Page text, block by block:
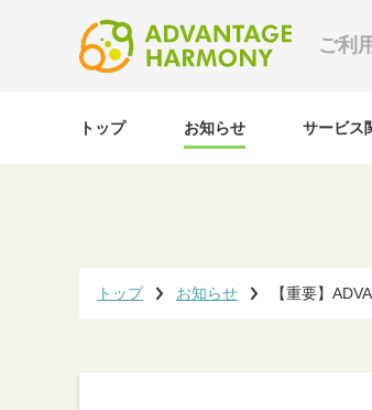
ご利
トップ お知らせ サービス
トップ お知らせ 【重要】